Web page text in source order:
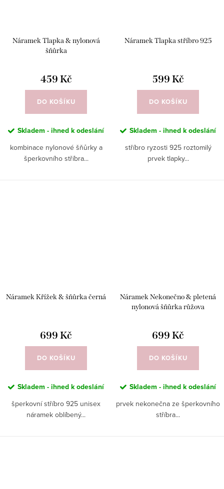
Náramek Tlapka & nylonová
šňůrka
459 Kč
DO KOŠÍKU
Skladem - ihned k odeslání
kombinace nylonové šňůrky a
šperkovního stříbra...
Náramek Tlapka stříbro 925
599 Kč
DO KOŠÍKU
Skladem - ihned k odeslání
stříbro ryzosti 925 roztomilý
prvek tlapky...
Náramek Křížek & šňůrka černá
699 Kč
DO KOŠÍKU
Skladem - ihned k odeslání
šperkovní stříbro 925 unisex
náramek oblíbený...
Náramek Nekonečno & pletená
nylonová šňůrka růžova
699 Kč
DO KOŠÍKU
Skladem - ihned k odeslání
prvek nekonečna ze šperkovního
stříbra...